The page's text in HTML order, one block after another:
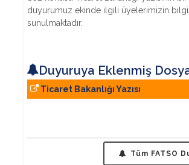
duyurumuz ekinde ilgili üyelerimizin
sunulmaktadır.
Duyuruya Eklenmiş
Ticaret Bakanlığı Yazısı
Tüm FATSO